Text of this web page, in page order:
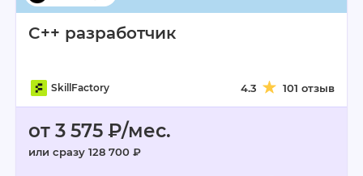
C++ разработчик
SkillFactory 4.3 101 отзыв
от 3 575 ₽/мес.
или сразу 128 700 ₽